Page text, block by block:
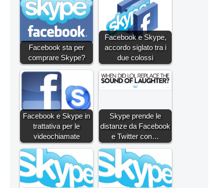
Facebook sta per
comprare Skype?
Facebook e Skype,
accordo siglato tra i
due colossi
Facebook e Skype in
trattativa per le
videochiamate
Skype prende le
distanze da Facebook
e Twitter con…